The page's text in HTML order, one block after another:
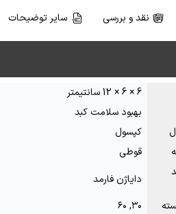
نقد و بررسی سایر توضیحات
6 × 6 × 12 سانتیمتر
بهبود سلامت کبد
کپسول
قوطی
دایاژن فارمد
۳۰, ۶۰